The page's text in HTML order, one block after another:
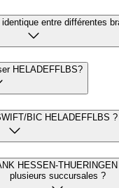
entre différentes
HELADEFFLBS?
BIC HELADEFFLBS ?
HESSEN-
plusieurs succursales ?